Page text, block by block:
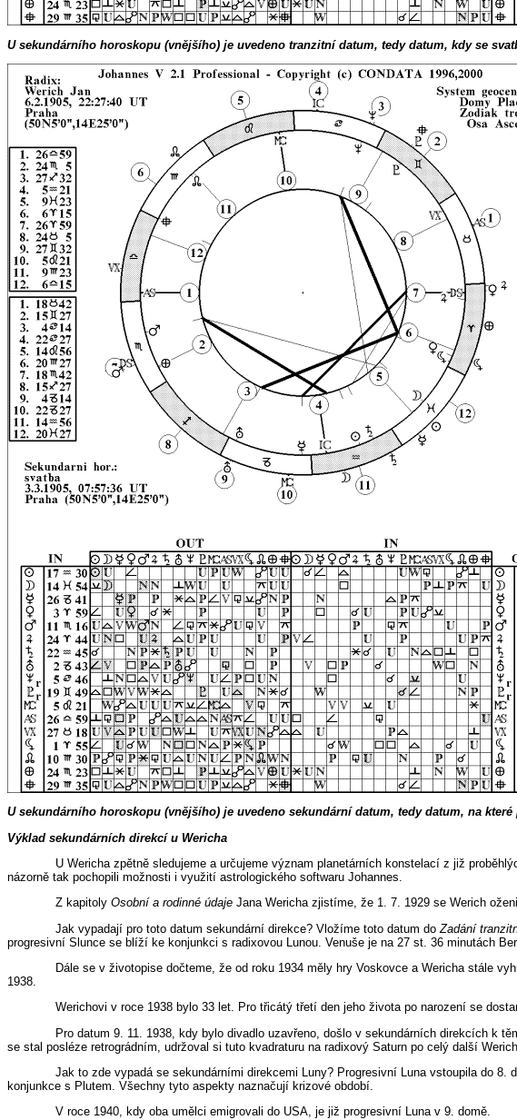
U sekundárního horoskopu (vnějšího) je uvedeno tranzitní datum, tedy datum, kdy se
U sekundárního horoskopu (vnějšího) je uvedeno sekundární datum, tedy datum, na
Výklad sekundárních direkcí u Wericha
U Wericha zpětně sledujeme a určujeme význam planetárních konstelací z již
názorně tak pochopili možnosti i využití astrologického softwaru Johannes.
Z kapitolyOsobní a rodinné údaje Jana Wericha zjistíme, že 1. 7. 1929 se Werich
Jak vypadají pro toto datum sekundární direkce? Vložíme toto datum doZadání
progresivní Slunce se blíží ke konjunkci s radixovou Lunou. Venuše je na 27 st. 36 minutách
Dále se v životopise dočteme, že od roku 1934 měly hry Voskovce a Wericha stále
1938.
Werichovi v roce 1938 bylo 33 let. Pro třicátý třetí den jeho života po narození se
Pro datum 9. 11. 1938, kdy bylo divadlo uzavřeno, došlo v sekundárních direkcích k
se stal posléze retrográdním, udržoval si tuto kvadraturu na radixový Saturn po celý další
Jak to zde vypadá se sekundárními direkcemi Luny? Progresivní Luna vstoupila do
konjunkce s Plutem. Všechny tyto aspekty naznačují krizové období.
V roce 1940, kdy oba umělci emigrovali do USA, je již progresivní Luna v 9. domě.